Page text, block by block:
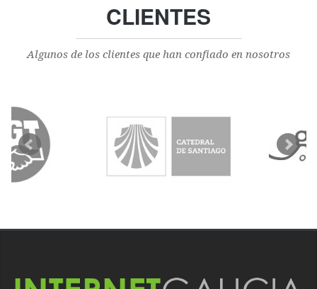
CLIENTES
Algunos de los clientes que han confiado en nosotros